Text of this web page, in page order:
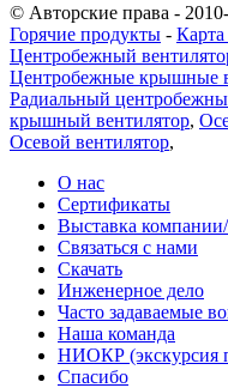
© Авторские права -
Горячие продукты - Карта
Центробежный
Центробежные крышные
Радиальный
крышный вентилятор,
Осевой вентилятор,
О нас
Сертификаты
Выставка
Связаться с нами
Скачать
Инженерное дело
Часто задаваемые
Наша команда
НИОКР (экскурсия
Спасибо